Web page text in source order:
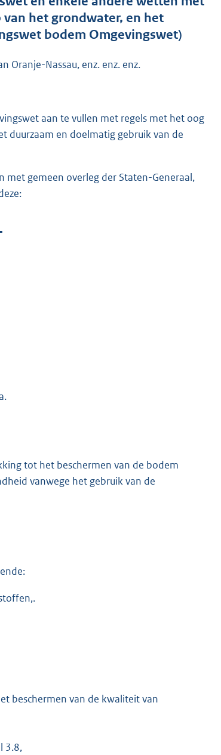
het grondwater, en het
bodem Omgevingswet)
Oranje-Nassau, enz. enz. enz.
aan te vullen met regels met het oog
duurzaam en doelmatig gebruik van de
met gemeen overleg der Staten-Generaal,
tot het beschermen van de bodem
vanwege het gebruik van de
beschermen van de kwaliteit van
3.8,